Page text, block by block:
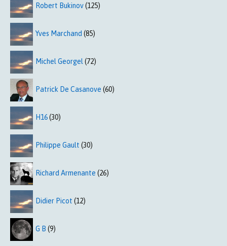
Robert Bukinov(125)
Yves Marchand (85)
Michel Georgel (72)
Patrick De Casanove (60)
H16(30)
Philippe Gault (30)
Richard Armenante (26)
Didier Picot (12)
G B (9)